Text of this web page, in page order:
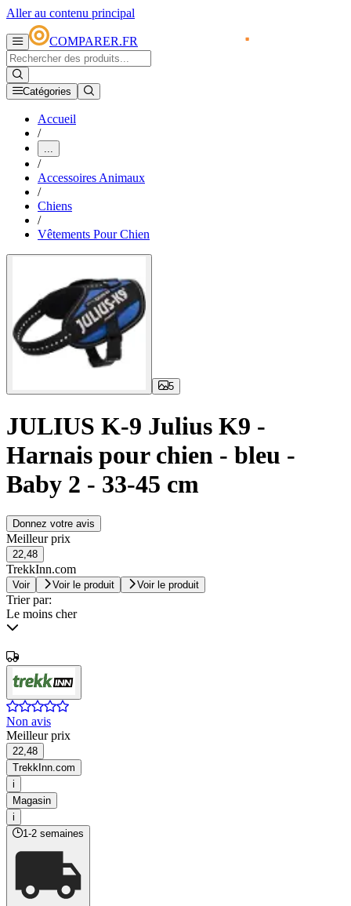
Aller au contenu principal
COMPARER.FR
Catégories
Accueil
/
...
/
Accessoires Animaux
/
Chiens
/
Vêtements Pour Chien
5
JULIUS K-9 Julius K9 -
Harnais pour chien - bleu -
Baby 2 - 33-45 cm
Donnez votre avis
Meilleur prix
22,48
TrekkInn.com
Voir Voir le produit Voir le produit
Trier par:
Le moins cher
Non avis
Meilleur prix
22,48
TrekkInn.com
i
Magasin
i
1-2 semaines